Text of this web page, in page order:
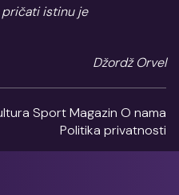
pričati istinu je
Džordž Orvel
SportMagazin O nama
Politika privatnosti